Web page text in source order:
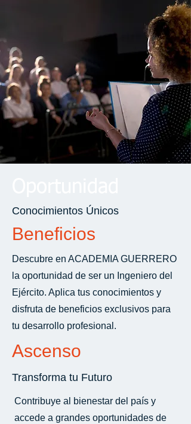
Conocimientos Únicos
Beneficios
Descubre en ACADEMIA GUERRERO
la oportunidad de ser un Ingeniero del
Ejército. Aplica tus conocimientos y
disfruta de beneficios exclusivos para
tu desarrollo profesional.
Ascenso
Transforma tu Futuro
Contribuye al bienestar del país y
accede a grandes oportunidades de